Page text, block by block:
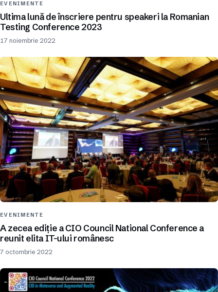
EVENIMENTE
Ultima lună de înscriere pentru speakeri la Romanian
Testing Conference 2023
17 noiembrie 2022
EVENIMENTE
A zecea ediție a CIO Council National Conference a
reunit elita IT-ului românesc
7 octombrie 2022